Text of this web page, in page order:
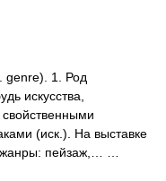
1. Род
искусства,
(иск.). На выставке
жанры: пейзаж,… …